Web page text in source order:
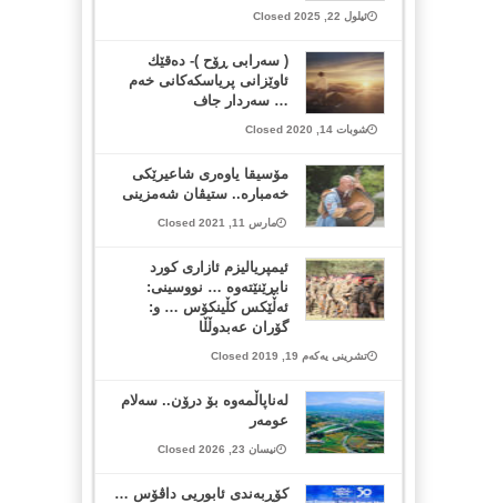
ئیلول 22, 2025 Closed
( سه‌رابی ڕۆح )- ده‌قێك
ئاوێزانی پریاسكه‌كانی خه‌م
… سه‌ردار جاف
شوبات 14, 2020 Closed
مۆسیقا یاوەری شاعیرێکی
خەمبارە.. ستیڤان شەمزینی
مارس 11, 2021 Closed
ئیمپریالیزم ئازاری کورد
نابڕێنێتەوە … نووسینی:
ئەڵێکس کڵینکۆس … و:
گۆران عەبدوڵڵا
تشرینی یەکەم 19, 2019 Closed
لەناپاڵمەوە بۆ درۆن.. سەلام
عومەر
نیسان 23, 2026 Closed
کۆڕبه‌ندی ئابوریی داڤۆس …